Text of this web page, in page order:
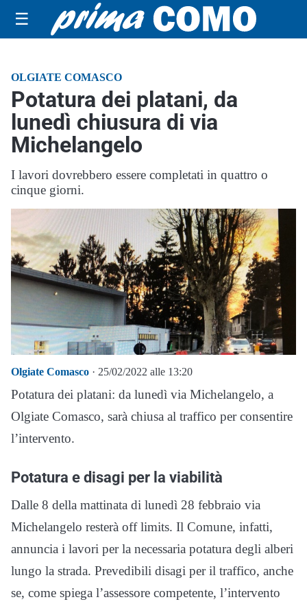
☰
OLGIATE COMASCO
Potatura dei platani, da
lunedì chiusura di via
Michelangelo
I lavori dovrebbero essere completati in quattro o
cinque giorni.
Olgiate Comasco · 25/02/2022 alle 13:20
Potatura dei platani: da lunedì via Michelangelo, a
Olgiate Comasco, sarà chiusa al traffico per consentire
l’intervento.
Potatura e disagi per la viabilità
Dalle 8 della mattinata di lunedì 28 febbraio via
Michelangelo resterà off limits. Il Comune, infatti,
annuncia i lavori per la necessaria potatura degli alberi
lungo la strada. Prevedibili disagi per il traffico, anche
se, come spiega l’assessore competente, l’intervento